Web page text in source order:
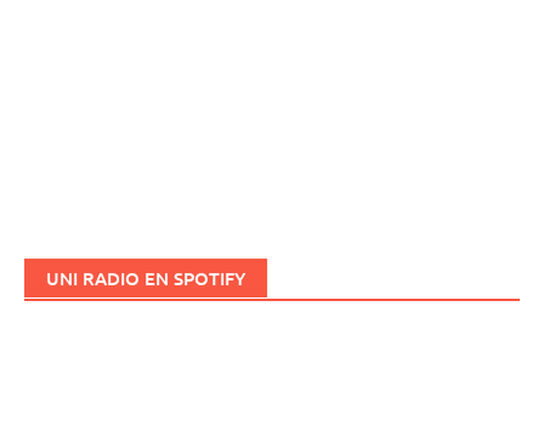
UNI RADIO EN SPOTIFY